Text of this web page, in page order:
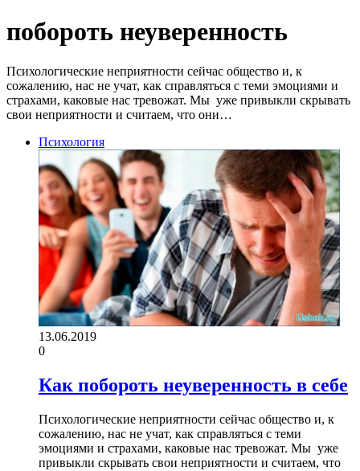
побороть неуверенность
Психологические неприятности сейчас общество и, к
сожалению, нас не учат, как справляться с теми эмоциями и
страхами, каковые нас тревожат. Мы уже привыкли скрывать
свои неприятности и считаем, что они…
Психология
13.06.2019
0
Как побороть неуверенность в себе
Психологические неприятности сейчас общество и, к
сожалению, нас не учат, как справляться с теми
эмоциями и страхами, каковые нас тревожат. Мы уже
привыкли скрывать свои неприятности и считаем, что